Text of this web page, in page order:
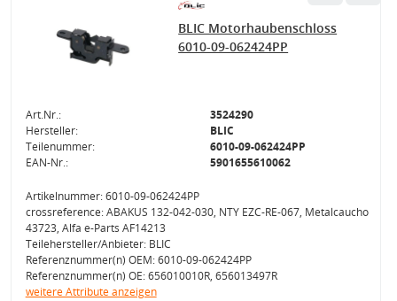
BLIC Motorhaubenschloss
6010-09-062424PP
Art.Nr.:
3524290
Hersteller:
BLIC
Teilenummer:
6010-09-062424PP
EAN-Nr.:
5901655610062
Artikelnummer: 6010-09-062424PP
crossreference: ABAKUS 132-042-030, NTY EZC-RE-067, Metalcaucho
43723, Alfa e-Parts AF14213
Teilehersteller/Anbieter: BLIC
Referenznummer(n) OEM: 6010-09-062424PP
Referenznummer(n) OE: 656010010R, 656013497R
weitere Attribute anzeigen